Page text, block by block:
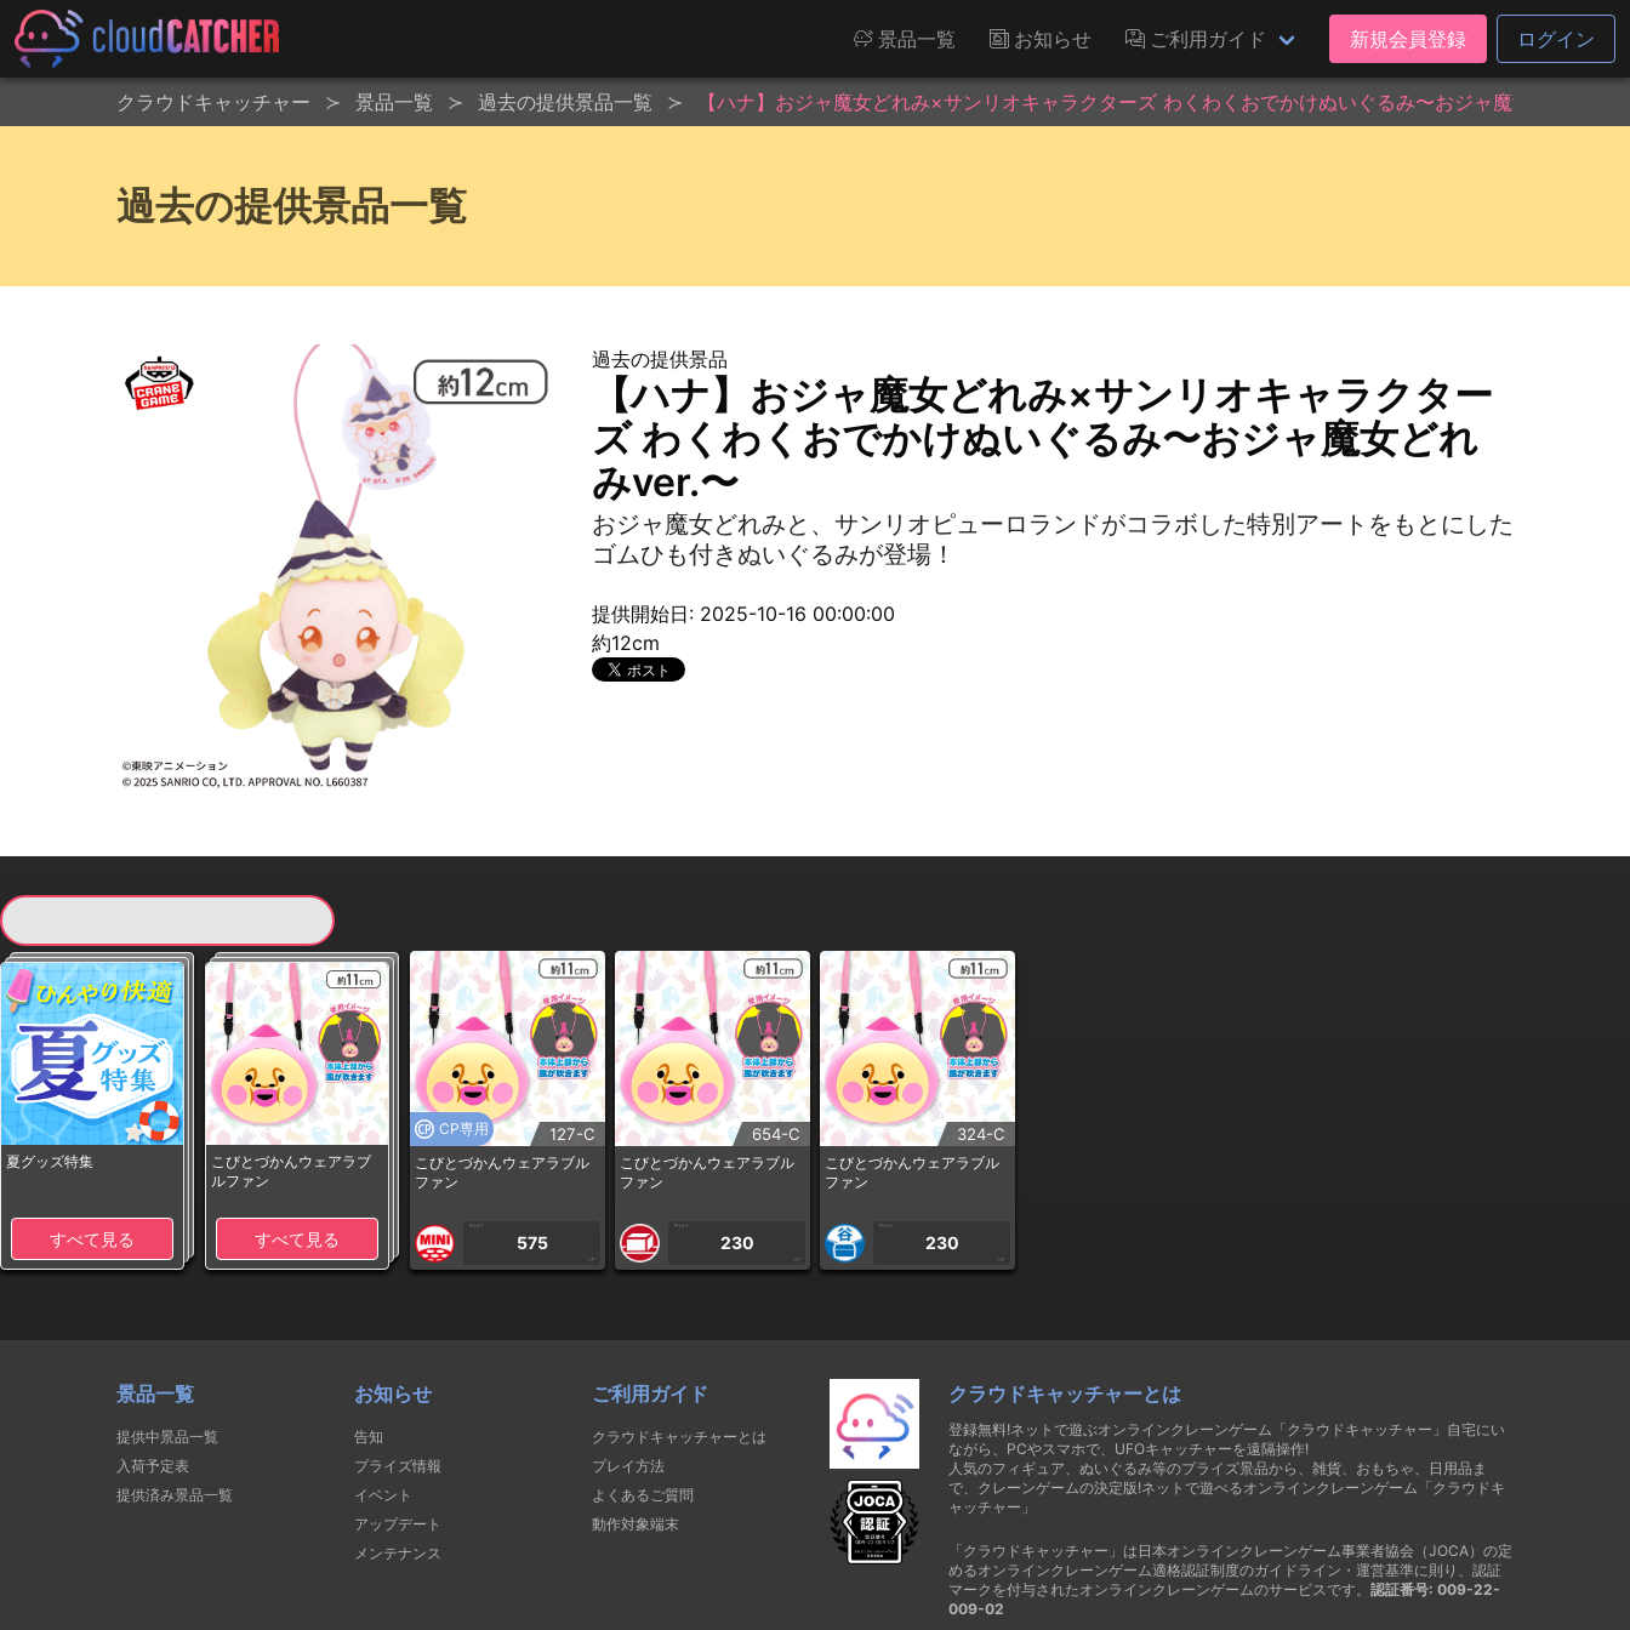
景品一覧 お知らせ ご利用ガイド 新規会員登録 ログイン
クラウドキャッチャー 景品一覧 過去の提供景品一覧 【ハナ】おジャ魔女どれみ×サンリオキャラクターズ わくわくおでかけぬいぐるみ〜おジャ魔女どれみver.
過去の提供景品一覧
過去の提供景品
【ハナ】おジャ魔女どれみ×サンリオキャラクター
ズ わくわくおでかけぬいぐるみ〜おジャ魔女どれ
みver.〜
おジャ魔女どれみと、サンリオピューロランドがコラボした特別アートをもとにした
ゴムひも付きぬいぐるみが登場！
提供開始日: 2025-10-16 00:00:00
約12cm
夏グッズ特集
すべて見る
こびとづかんウェアラブ
ルファン
すべて見る
CP専用 127-C
こびとづかんウェアラブル
ファン
1PLAY
575
CP
654-C
こびとづかんウェアラブル
ファン
1PLAY
230
CP
324-C
こびとづかんウェアラブル
ファン
1PLAY
230
CP
景品一覧
提供中景品一覧
入荷予定表
提供済み景品一覧
お知らせ
告知
プライズ情報
イベント
アップデート
メンテナンス
ご利用ガイド
クラウドキャッチャーとは
プレイ方法
よくあるご質問
動作対象端末
クラウドキャッチャーとは
登録無料!ネットで遊ぶオンラインクレーンゲーム「クラウドキャッチャー」自宅にい
ながら、PCやスマホで、UFOキャッチャーを遠隔操作!
人気のフィギュア、ぬいぐるみ等のプライズ景品から、雑貨、おもちゃ、日用品ま
で、クレーンゲームの決定版!ネットで遊べるオンラインクレーンゲーム「クラウドキ
ャッチャー」
「クラウドキャッチャー」は日本オンラインクレーンゲーム事業者協会（JOCA）の定
めるオンラインクレーンゲーム適格認証制度のガイドライン・運営基準に則り、認証
マークを付与されたオンラインクレーンゲームのサービスです。 認証番号: 009-22-
009-02